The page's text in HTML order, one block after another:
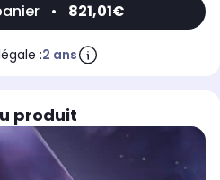
• 821,01€
:2 ans
produit